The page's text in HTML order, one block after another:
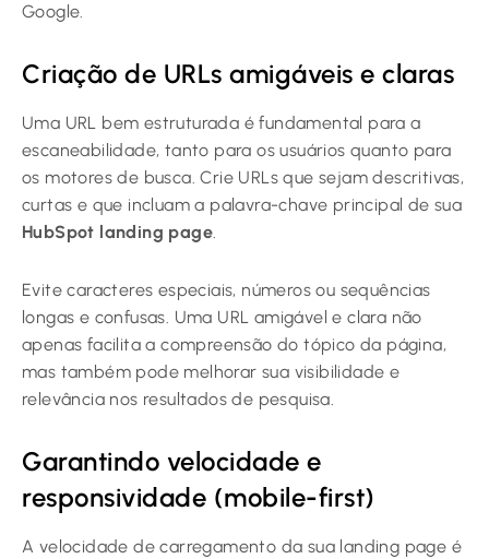
Google.
Criação de URLs amigáveis e claras
Uma URL bem estruturada é fundamental para a
escaneabilidade, tanto para os usuários quanto para
os motores de busca. Crie URLs que sejam descritivas,
curtas e que incluam a palavra-chave principal de sua
HubSpot landing page.
Evite caracteres especiais, números ou sequências
longas e confusas. Uma URL amigável e clara não
apenas facilita a compreensão do tópico da página,
mas também pode melhorar sua visibilidade e
relevância nos resultados de pesquisa.
Garantindo velocidade e
responsividade (mobile-first)
A velocidade de carregamento da sua landing page é